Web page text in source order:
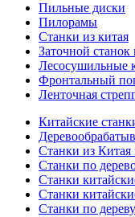
Пильные диски
Пилорамы
Станки из китая
Заточной станок
Лесосушильные
Фронтальный
Ленточная
Китайские
Станки из Китая
Станки по
Станки
Станки
Станки по